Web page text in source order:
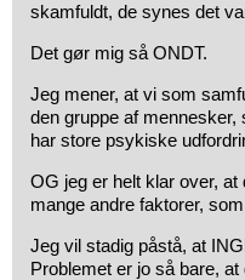
skamfuldt, de synes det
Det gør mig så ONDT.
Jeg mener, at vi som
den gruppe af mennesker,
har store psykiske
OG jeg er helt klar over,
mange andre faktorer,
Jeg vil stadig påstå, at
Problemet er jo så bare,